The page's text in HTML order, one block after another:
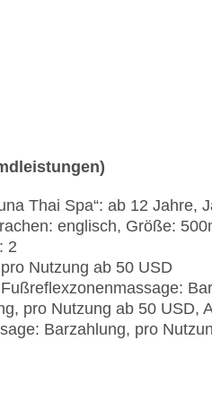
Thai Spa“: ab 12 Jahre,
englisch, Größe:
2
Nutzung ab 50 USD
pro Nutzung ab 50 USD,
Barzahlung, pro